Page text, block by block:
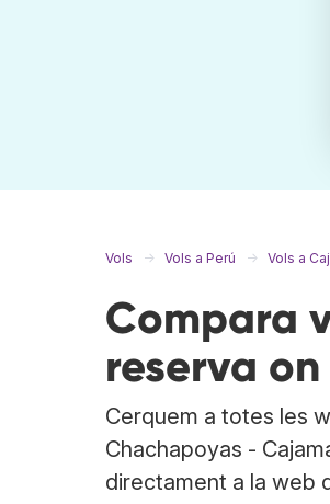
Vols Vols a Perú Vols a
Compara
reserva
Cerquem a totes les
Chachapoyas -
directament a la web